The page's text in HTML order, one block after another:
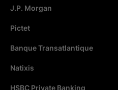
J.P. Morgan
Pictet
Banque Transatlantique
Natixis
HSBC Private Banking